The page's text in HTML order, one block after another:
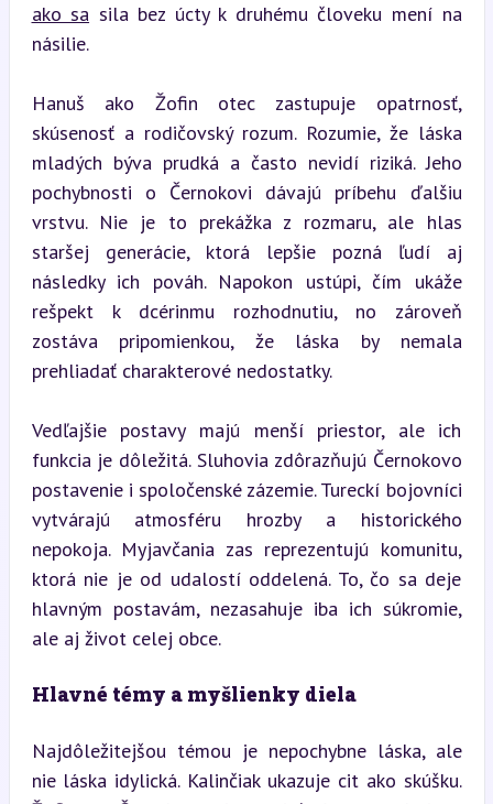
ako sa sila bez úcty k druhému človeku mení na
násilie.
Hanuš ako Žofin otec zastupuje opatrnosť,
skúsenosť a rodičovský rozum. Rozumie, že láska
mladých býva prudká a často nevidí riziká. Jeho
pochybnosti o Černokovi dávajú príbehu ďalšiu
vrstvu. Nie je to prekážka z rozmaru, ale hlas
staršej generácie, ktorá lepšie pozná ľudí aj
následky ich pováh. Napokon ustúpi, čím ukáže
rešpekt k dcérinmu rozhodnutiu, no zároveň
zostáva pripomienkou, že láska by nemala
prehliadať charakterové nedostatky.
Vedľajšie postavy majú menší priestor, ale ich
funkcia je dôležitá. Sluhovia zdôrazňujú Černokovo
postavenie i spoločenské zázemie. Tureckí bojovníci
vytvárajú atmosféru hrozby a historického
nepokoja. Myjavčania zas reprezentujú komunitu,
ktorá nie je od udalostí oddelená. To, čo sa deje
hlavným postavám, nezasahuje iba ich súkromie,
ale aj život celej obce.
Hlavné témy a myšlienky diela
Najdôležitejšou témou je nepochybne láska, ale
nie láska idylická. Kalinčiak ukazuje cit ako skúšku.